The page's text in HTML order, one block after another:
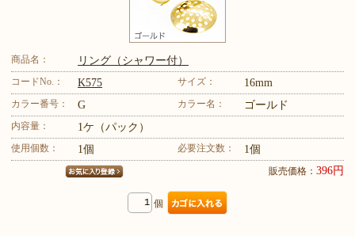
商品名： リング（シャワー付）
コードNo.： K575 サイズ： 16mm
カラー番号： G カラー名： ゴールド
内容量： 1ケ（パック）
使用個数： 1個 必要注文数： 1個
販売価格： 396円
個